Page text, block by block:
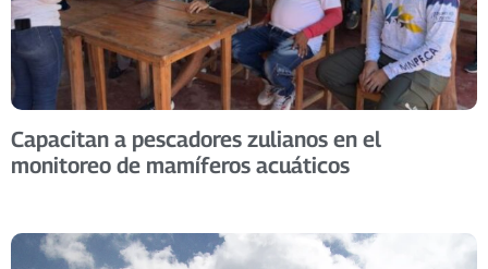
Capacitan a pescadores zulianos en el
monitoreo de mamíferos acuáticos